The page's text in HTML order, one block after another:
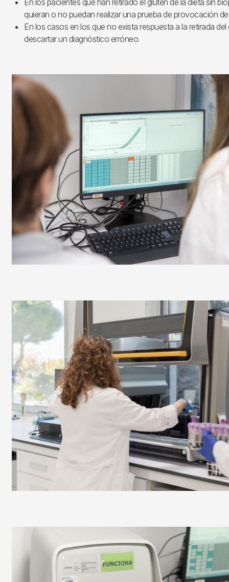
quieran o no puedan realizar una prueba de provocación
En los casos en los que no exista respuesta a la retirada del
descartar un diagnóstico erróneo.